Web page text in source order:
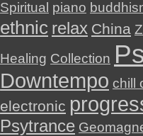
Spiritual piano
ethnic relax China
Healing Collection
Downtempo chill
electronic
Psytrance